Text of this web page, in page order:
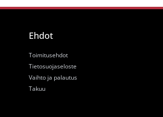
Ehdot
Toimitusehdot
Tietosuojaseloste
Vaihto ja palautus
Takuu